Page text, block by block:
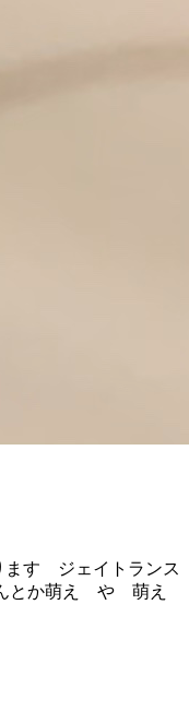
ます ジェイトランス
とか萌え や 萌え